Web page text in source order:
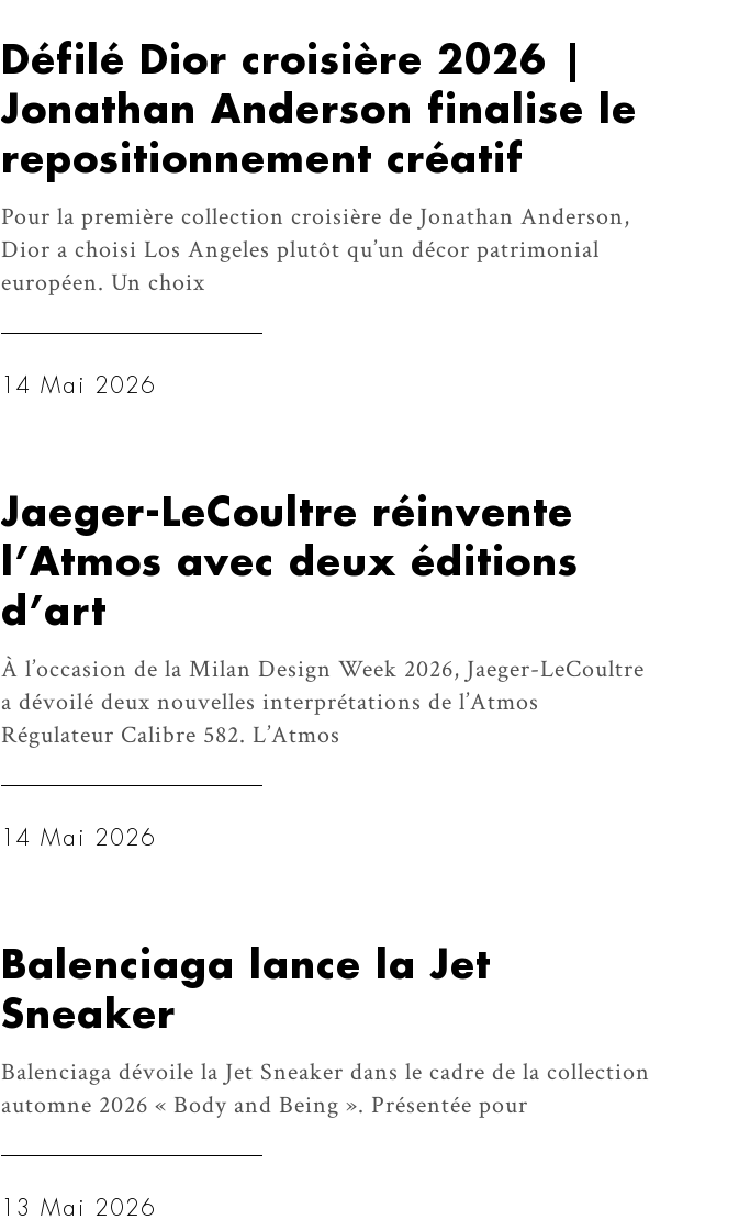
Défilé Dior croisière 2026 |
Jonathan Anderson finalise le
repositionnement créatif
Pour la première collection croisière de Jonathan Anderson,
Dior a choisi Los Angeles plutôt qu’un décor patrimonial
européen. Un choix
14 Mai 2026
Jaeger-LeCoultre réinvente
l’Atmos avec deux éditions
d’art
À l’occasion de la Milan Design Week 2026, Jaeger-LeCoultre
a dévoilé deux nouvelles interprétations de l’Atmos
Régulateur Calibre 582. L’Atmos
14 Mai 2026
Balenciaga lance la Jet
Sneaker
Balenciaga dévoile la Jet Sneaker dans le cadre de la collection
automne 2026 « Body and Being ». Présentée pour
13 Mai 2026